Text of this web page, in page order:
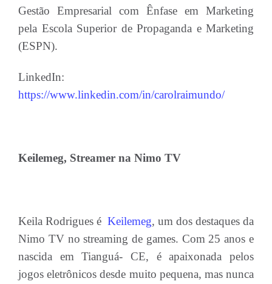
Gestão Empresarial com Ênfase em Marketing
pela Escola Superior de Propaganda e Marketing
(ESPN).
LinkedIn:
https://www.linkedin.com/in/carolraimundo/
Keilemeg, Streamer na Nimo TV
Keila Rodrigues é Keilemeg, um dos destaques da
Nimo TV no streaming de games. Com 25 anos e
nascida em Tianguá- CE, é apaixonada pelos
jogos eletrônicos desde muito pequena, mas nunca